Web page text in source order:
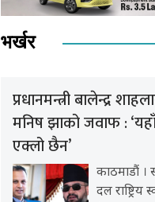
भर्खर
प्रधानमन्त्री बालेन्द्र
मनिष झाको जवाफ :
एक्लो छैन’
काठमाडौं ।
दल राष्ट्रिय